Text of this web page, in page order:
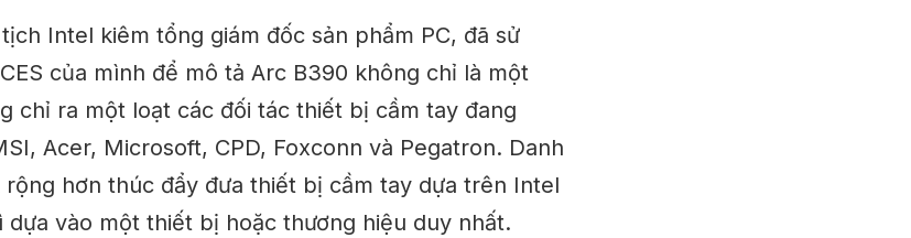
Intel kiêm tổng giám đốc sản phẩm PC, đã sử
của mình để mô tả Arc B390 không chỉ là một
chỉ ra một loạt các đối tác thiết bị cầm tay đang
Acer, Microsoft, CPD, Foxconn và Pegatron. Danh
rộng hơn thúc đẩy đưa thiết bị cầm tay dựa trên Intel
vào một thiết bị hoặc thương hiệu duy nhất.